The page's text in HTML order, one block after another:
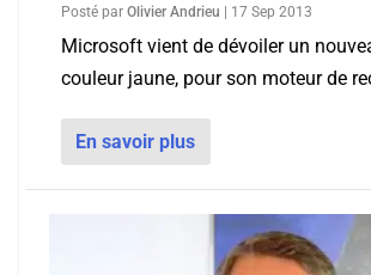
Posté par Olivier Andrieu | 17 Sep 2013
Microsoft vient de dévoiler un
couleur jaune, pour son moteur de
En savoir plus